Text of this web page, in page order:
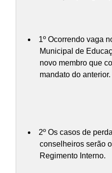
1º Ocorrendo vaga
Municipal de
novo membro que
mandato do anterior.
2º Os casos de
conselheiros serão
Regimento Interno.